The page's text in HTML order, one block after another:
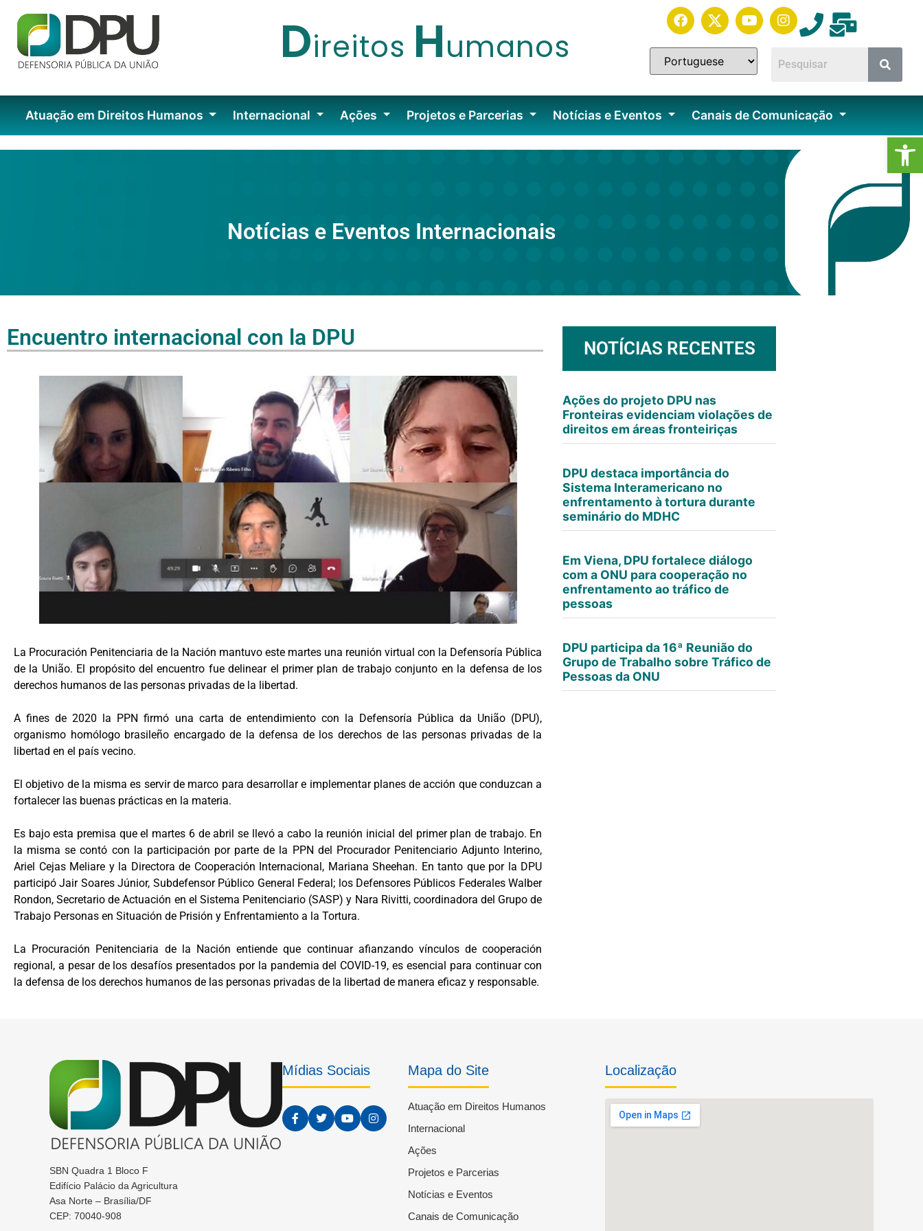
Direitos Humanos
Atuação em Direitos Humanos Internacional Ações Projetos e Parcerias Notícias e Eventos Canais de Comunicação
Notícias e Eventos Internacionais
Encuentro internacional con la DPU
La Procuración Penitenciaria de la Nación mantuvo este martes una reunión virtual con la Defensoría Pública
de la União. El propósito del encuentro fue delinear el primer plan de trabajo conjunto en la defensa de los
derechos humanos de las personas privadas de la libertad.
A fines de 2020 la PPN firmó una carta de entendimiento con la Defensoría Pública da União (DPU),
organismo homólogo brasileño encargado de la defensa de los derechos de las personas privadas de la
libertad en el país vecino.
El objetivo de la misma es servir de marco para desarrollar e implementar planes de acción que conduzcan a
fortalecer las buenas prácticas en la materia.
Es bajo esta premisa que el martes 6 de abril se llevó a cabo la reunión inicial del primer plan de trabajo. En
la misma se contó con la participación por parte de la PPN del Procurador Penitenciario Adjunto Interino,
Ariel Cejas Meliare y la Directora de Cooperación Internacional, Mariana Sheehan. En tanto que por la DPU
participó Jair Soares Júnior, Subdefensor Público General Federal; los Defensores Públicos Federales Walber
Rondon, Secretario de Actuación en el Sistema Penitenciario (SASP) y Nara Rivitti, coordinadora del Grupo de
Trabajo Personas en Situación de Prisión y Enfrentamiento a la Tortura.
La Procuración Penitenciaria de la Nación entiende que continuar afianzando vínculos de cooperación
regional, a pesar de los desafíos presentados por la pandemia del COVID-19, es esencial para continuar con
la defensa de los derechos humanos de las personas privadas de la libertad de manera eficaz y responsable.
NOTÍCIAS RECENTES
Ações do projeto DPU nas
Fronteiras evidenciam violações de
direitos em áreas fronteiriças
DPU destaca importância do
Sistema Interamericano no
enfrentamento à tortura durante
seminário do MDHC
Em Viena, DPU fortalece diálogo
com a ONU para cooperação no
enfrentamento ao tráfico de
pessoas
DPU participa da 16ª Reunião do
Grupo de Trabalho sobre Tráfico de
Pessoas da ONU
SBN Quadra 1 Bloco F
Edifício Palácio da Agricultura
Asa Norte – Brasília/DF
CEP: 70040-908
Mídias Sociais Mapa do Site
Atuação em Direitos Humanos
Internacional
Ações
Projetos e Parcerias
Notícias e Eventos
Canais de Comunicação
Localização